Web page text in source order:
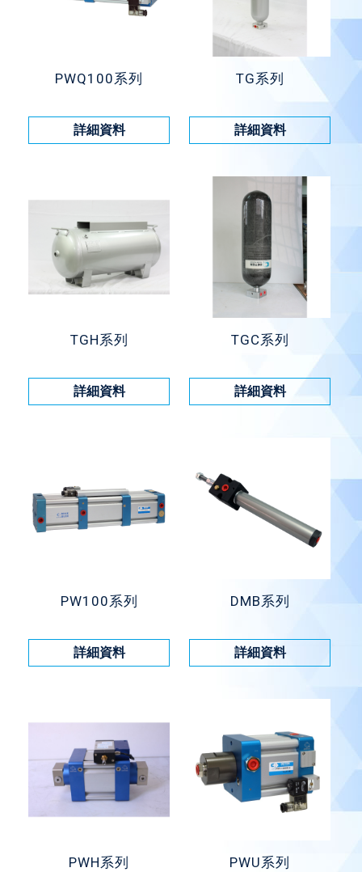
PWQ100系列
詳細資料
TG系列
詳細資料
TGH系列
詳細資料
TGC系列
詳細資料
PW100系列
詳細資料
DMB系列
詳細資料
PWH系列 PWU系列